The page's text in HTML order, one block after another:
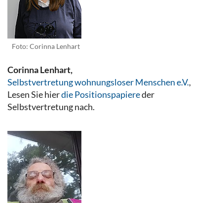
Foto: Corinna Lenhart
Corinna Lenhart,
Selbstvertretung wohnungsloser Menschen e.V.,
Lesen Sie hierdie Positionspapiereder
Selbstvertretung nach.